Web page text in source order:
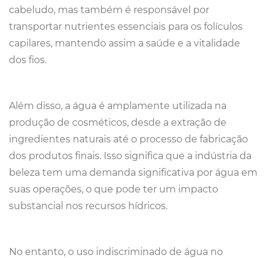
cabeludo, mas também é responsável por
transportar nutrientes essenciais para os folículos
capilares, mantendo assim a saúde e a vitalidade
dos fios.
Além disso, a água é amplamente utilizada na
produção de cosméticos, desde a extração de
ingredientes naturais até o processo de fabricação
dos produtos finais. Isso significa que a indústria da
beleza tem uma demanda significativa por água em
suas operações, o que pode ter um impacto
substancial nos recursos hídricos.
No entanto, o uso indiscriminado de água no